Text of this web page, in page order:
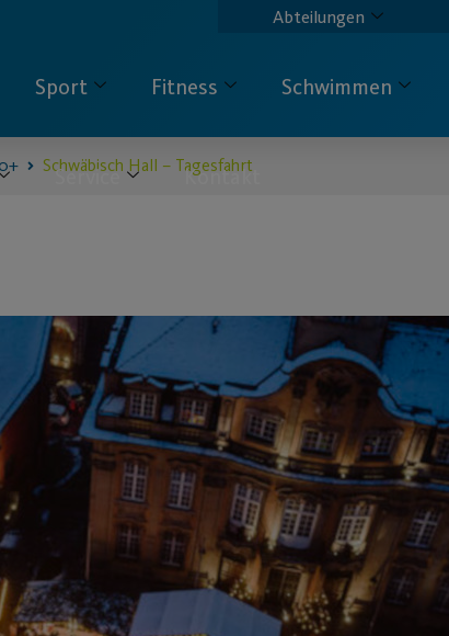
Abteilungen
Sport Fitness Schwimmen
Service Kontakt
Schwäbisch Hall – Tagesfahrt